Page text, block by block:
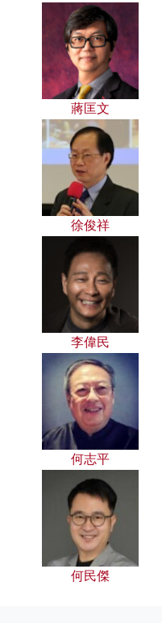
蔣匡文
徐俊祥
李偉民
何志平
何民傑